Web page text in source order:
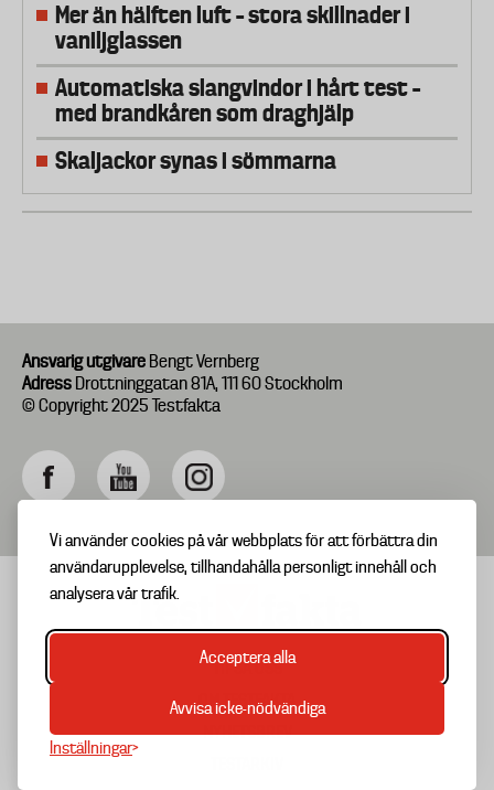
Vi använder cookies på vår webbplats för att förbättra din
användarupplevelse, tillhandahålla personligt innehåll och
analysera vår trafik.
Acceptera alla
Avvisa icke-nödvändiga
Inställningar
Mer än hälften luft – stora skillnader i
vaniljglassen
Automatiska slangvindor i hårt test –
med brandkåren som draghjälp
Skaljackor synas i sömmarna
Ansvarig utgivare Bengt Vernberg
Adress Drottninggatan 81A, 111 60 Stockholm
© Copyright 2025 Testfakta
Footer
menu
TIPSA OSS
OM TESTFAKTA
NYHETSBREV